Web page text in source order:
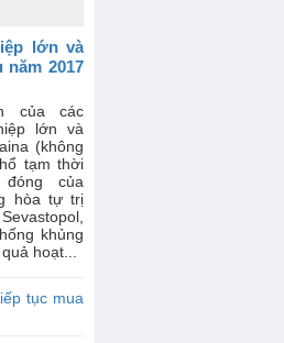
lớn và
2017
của các
lớn và
(không
tạm thời
của
hòa tự trị
khủng
hoạt...
tục mua